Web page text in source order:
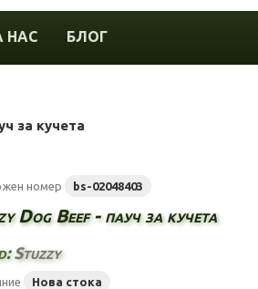
НАС БЛОГ
за кучета
номер bs-02048403
Dog Beef - пауч за кучета
Stuzzy
Нова стока